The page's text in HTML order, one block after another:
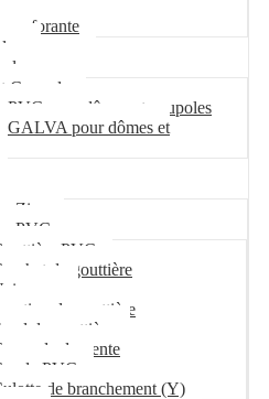
perforante
Coupole
PVC pour dômes et coupoles
GALVA pour dômes et
Zinc
PVC
PVC
de gouttière
de gouttière
de gouttière
de descente
PVC
de branchement (Y)